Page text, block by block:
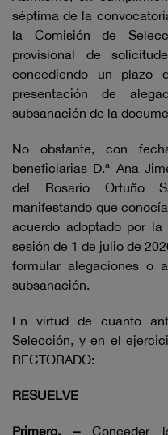
séptima de la
la Comisión de
provisional de
concediendo un plazo
presentación de
subsanación de la
No obstante, con
beneficiarias D.ª Ana
del Rosario Ortuño
manifestando que
acuerdo adoptado por
sesión de 1 de julio de
formular alegaciones o
subsanación.
En virtud de cuanto
Selección, y en el
RECTORADO:
RESUELVE
Primero. –Conceder